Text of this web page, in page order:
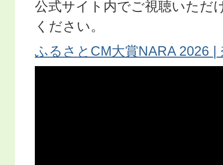
公式サイト内でご視聴いただ
ください。
ふるさとCM大賞NARA 2026 |